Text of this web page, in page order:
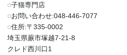
◌子猫専門店
◌お問い合わせ:048-446-7077
◌住所:〒335-0002
埼玉県蕨市塚越7-21-8
クレド西川口1